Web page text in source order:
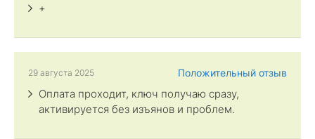
+
Положительный отзыв
29 августа 2025
Оплата проходит, ключ получаю сразу,
активируется без изъянов и проблем.